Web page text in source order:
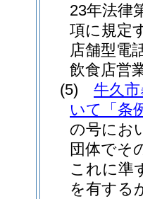
23年法律
項に規定
店舗型電
飲食店営
(5)
牛久
いて「条
の号にお
団体でそ
これに準
を有する